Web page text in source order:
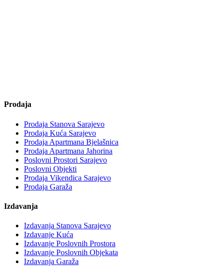
Prodaja
Prodaja Stanova Sarajevo
Prodaja Kuća Sarajevo
Prodaja Apartmana Bjelašnica
Prodaja Apartmana Jahorina
Poslovni Prostori Sarajevo
Poslovni Objekti
Prodaja Vikendica Sarajevo
Prodaja Garaža
Izdavanja
Izdavanja Stanova Sarajevo
Izdavanje Kuća
Izdavanje Poslovnih Prostora
Izdavanje Poslovnih Objekata
Izdavanja Garaža